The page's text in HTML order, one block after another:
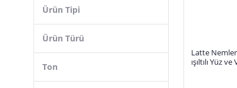
Chanel
Lancome
Ürün Tipi
Ürün Türü
Ton
Latte
ışıltılı Yüz